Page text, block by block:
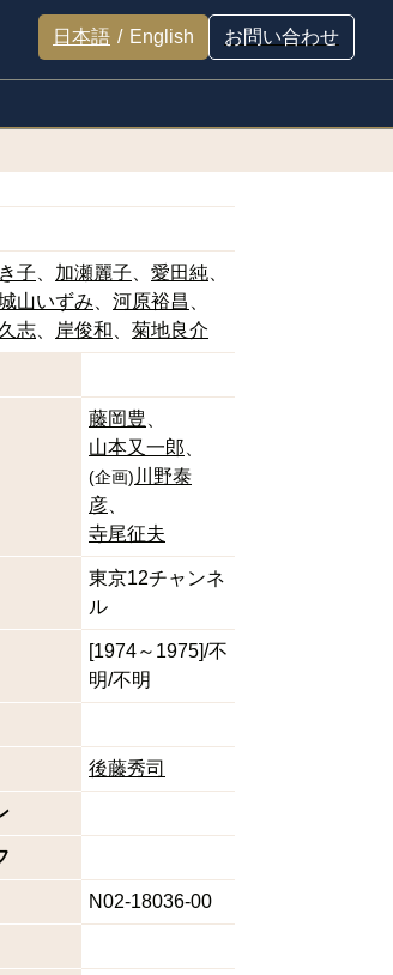
日本語 / English お問い合わせ
子 加瀬麗子
愛田純
山いずみ
河原裕昌
志 岸俊和 菊地良介
藤岡豊
山本又一郎
(企画) 川野泰
彦
寺尾征夫
東京12チャンネ
ル
[1974～1975]/不
明/不明
後藤秀司
N02-18036-00